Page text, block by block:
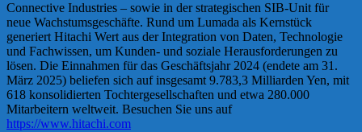
Connective Industries – sowie in der strategischen SIB-Unit für
neue Wachstumsgeschäfte. Rund um Lumada als Kernstück
generiert Hitachi Wert aus der Integration von Daten, Technologie
und Fachwissen, um Kunden- und soziale Herausforderungen zu
lösen. Die Einnahmen für das Geschäftsjahr 2024 (endete am 31.
März 2025) beliefen sich auf insgesamt 9.783,3 Milliarden Yen, mit
618 konsolidierten Tochtergesellschaften und etwa 280.000
Mitarbeitern weltweit. Besuchen Sie uns auf
https://www.hitachi.com